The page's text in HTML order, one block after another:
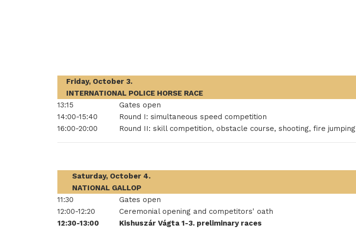
Friday, October 3.
INTERNATIONAL POLICE HORSE RACE
13:15
Gates open
14:00-15:40
Round I: simultaneous speed competition
16:00-20:00
Round II: skill competition, obstacle course, shooting, fire jumping
Saturday, October 4.
NATIONAL GALLOP
11:30
Gates open
12:00-12:20
Ceremonial opening and competitors' oath
12:30-13:00
Kishuszár Vágta 1-3. preliminary races